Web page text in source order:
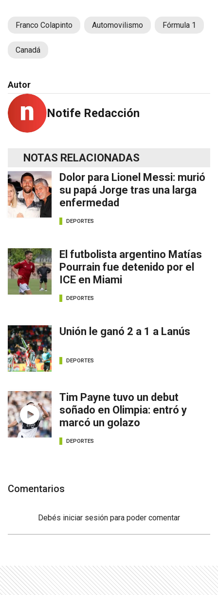
Franco Colapinto Automovilismo Fórmula 1
Canadá
Autor
Notife Redacción
NOTAS RELACIONADAS
Dolor para Lionel Messi: murió
su papá Jorge tras una larga
enfermedad
DEPORTES
El futbolista argentino Matías
Pourrain fue detenido por el
ICE en Miami
DEPORTES
Unión le ganó 2 a 1 a Lanús
DEPORTES
Tim Payne tuvo un debut
soñado en Olimpia: entró y
marcó un golazo
DEPORTES
Comentarios
Debés iniciar sesión para poder comentar